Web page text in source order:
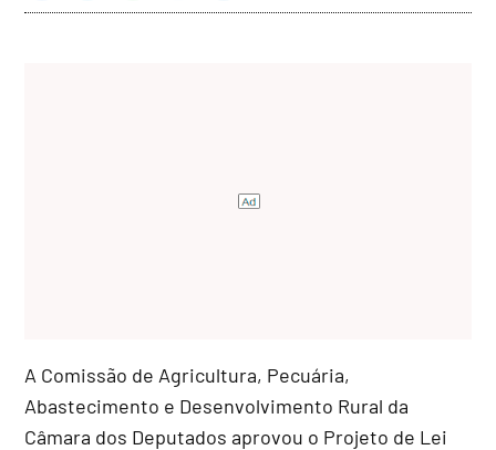
A Comissão de Agricultura, Pecuária,
Abastecimento e Desenvolvimento Rural da
Câmara dos Deputados aprovou o Projeto de Lei